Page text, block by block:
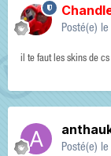
Posté(e)
il te faut les skins de
Posté(e)